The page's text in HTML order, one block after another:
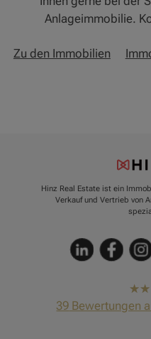
Anlageimmobilie.
Zu den Immobilien
Hinz Real Estate ist ein
Verkauf und Vertrieb von
hat
von
39 Bewertungen